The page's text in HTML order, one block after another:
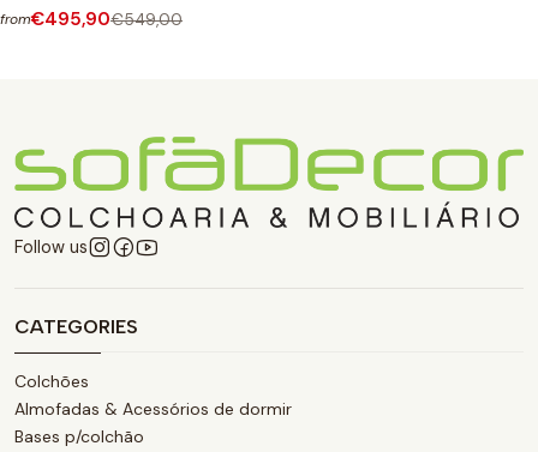
from€495,90€549,00
Follow us
CATEGORIES
Colchões
Almofadas & Acessórios de dormir
Bases p/colchão